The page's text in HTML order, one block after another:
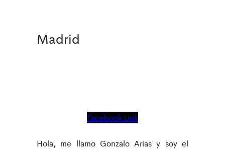
Madrid
Facebook Link
Hola, me llamo Gonzalo Arias y soy el